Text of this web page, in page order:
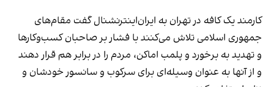
کارمند یک کافه در تهران به ایران‌اینترنشنال گفت مقام‌های
جمهوری اسلامی تلاش می‌کنند با فشار بر صاحبان کسب‌وکارها
و تهدید به برخورد و پلمب اماکن، مردم را در برابر هم قرار دهند
و از آنها به عنوان وسیله‌ای برای سرکوب و سانسور خودشان و